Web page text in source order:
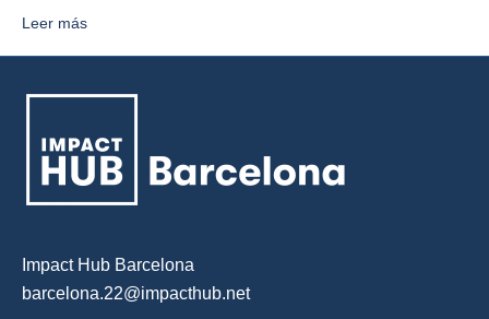
Leer más
Impact Hub Barcelona
barcelona.22@impacthub.net